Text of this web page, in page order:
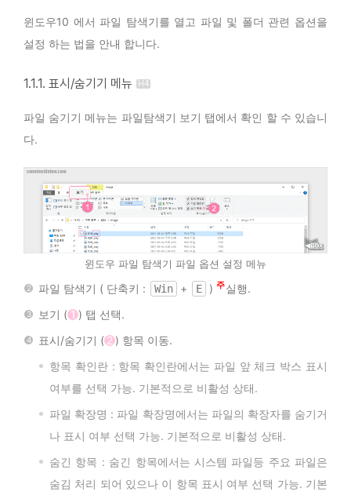
윈도우10 에서 파일 탐색기를 열고 파일 및 폴더 관련 옵션을
설정 하는 법을 안내 합니다.
1.1.1. 표시/숨기기 메뉴
파일 숨기기 메뉴는 파일탐색기 보기 탭에서 확인 할 수 있습니
다.
윈도우 파일 탐색기 파일 옵션 설정 메뉴
파일 탐색기 ( 단축키 : Win + E )5
실행.
보기 ( 1 ) 탭 선택.
표시/숨기기 ( 2 ) 항목 이동.
항목 확인란 : 항목 확인란에서는 파일 앞 체크 박스 표시
여부를 선택 가능. 기본적으로 비활성 상태.
파일 확장명 : 파일 확장명에서는 파일의 확장자를 숨기거
나 표시 여부 선택 가능. 기본적으로 비활성 상태.
숨긴 항목 : 숨긴 항목에서는 시스템 파일등 주요 파일은
숨김 처리 되어 있으나 이 항목 표시 여부 선택 가능. 기본